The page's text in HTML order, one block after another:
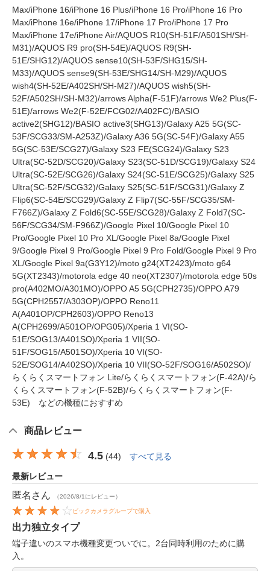
Max/iPhone 16/iPhone 16 Plus/iPhone 16 Pro/iPhone 16 Pro
Max/iPhone 16e/iPhone 17/iPhone 17 Pro/iPhone 17 Pro
Max/iPhone 17e/iPhone Air/AQUOS R10(SH-51F/A501SH/SH-
M31)/AQUOS R9 pro(SH-54E)/AQUOS R9(SH-
51E/SHG12)/AQUOS sense10(SH-53F/SHG15/SH-
M33)/AQUOS sense9(SH-53E/SHG14/SH-M29)/AQUOS
wish4(SH-52E/A402SH/SH-M27)/AQUOS wish5(SH-
52F/A502SH/SH-M32)/arrows Alpha(F-51F)/arrows We2 Plus(F-
51E)/arrows We2(F-52E/FCG02/A402FC)/BASIO
active2(SHG12)/BASIO active3(SHG13)/Galaxy A25 5G(SC-
53F/SCG33/SM-A253Z)/Galaxy A36 5G(SC-54F)/Galaxy A55
5G(SC-53E/SCG27)/Galaxy S23 FE(SCG24)/Galaxy S23
Ultra(SC-52D/SCG20)/Galaxy S23(SC-51D/SCG19)/Galaxy S24
Ultra(SC-52E/SCG26)/Galaxy S24(SC-51E/SCG25)/Galaxy S25
Ultra(SC-52F/SCG32)/Galaxy S25(SC-51F/SCG31)/Galaxy Z
Flip6(SC-54E/SCG29)/Galaxy Z Flip7(SC-55F/SCG35/SM-
F766Z)/Galaxy Z Fold6(SC-55E/SCG28)/Galaxy Z Fold7(SC-
56F/SCG34/SM-F966Z)/Google Pixel 10/Google Pixel 10
Pro/Google Pixel 10 Pro XL/Google Pixel 8a/Google Pixel
9/Google Pixel 9 Pro/Google Pixel 9 Pro Fold/Google Pixel 9 Pro
XL/Google Pixel 9a(G3Y12)/moto g24(XT2423)/moto g64
5G(XT2343)/motorola edge 40 neo(XT2307)/motorola edge 50s
pro(A402MO/A301MO)/OPPO A5 5G(CPH2735)/OPPO A79
5G(CPH2557/A303OP)/OPPO Reno11
A(A401OP/CPH2603)/OPPO Reno13
A(CPH2699/A501OP/OPG05)/Xperia 1 VI(SO-
51E/SOG13/A401SO)/Xperia 1 VII(SO-
51F/SOG15/A501SO)/Xperia 10 VI(SO-
52E/SOG14/A402SO)/Xperia 10 VII(SO-52F/SOG16/A502SO)/
らくらくスマートフォン Lite/らくらくスマートフォン(F-42A)/ら
くらくスマートフォン(F-52B)/らくらくスマートフォン(F-
53E) などの機種におすすめ
商品レビュー
4.5 (44) すべて見る
最新レビュー
匿名 さん （2026/8/1にレビュー）
ビックカメラグループで購入
出力独立タイプ
端子違いのスマホ機種変更ついでに。2台同時利用のために購
入。